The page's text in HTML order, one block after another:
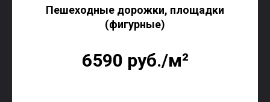
Пешеходные дорожки, площадки
(фигурные)
6590 руб./м²